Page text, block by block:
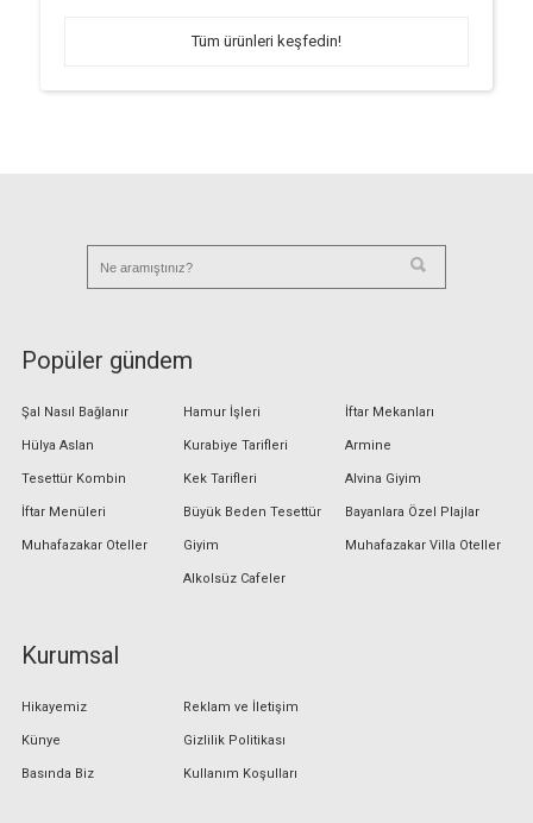
Tüm ürünleri keşfedin!
Popüler gündem
Şal Nasıl Bağlanır
Hülya Aslan
Tesettür Kombin
İftar Menüleri
Muhafazakar Oteller
Hamur İşleri
Kurabiye Tarifleri
Kek Tarifleri
Büyük Beden Tesettür
Giyim
Alkolsüz Cafeler
İftar Mekanları
Armine
Alvina Giyim
Bayanlara Özel Plajlar
Muhafazakar Villa Oteller
Kurumsal
Hikayemiz
Künye
Basında Biz
Reklam ve İletişim
Gizlilik Politikası
Kullanım Koşulları